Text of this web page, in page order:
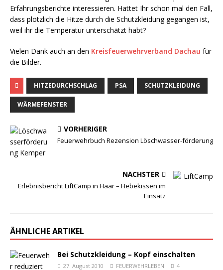
Erfahrungsberichte interessieren. Hattet Ihr schon mal den Fall,
dass plötzlich die Hitze durch die Schutzkleidung gegangen ist,
weil ihr die Temperatur unterschätzt habt?
Vielen Dank auch an den Kreisfeuerwehrverband Dachau für
die Bilder.
HITZEDURCHSCHLAG PSA SCHUTZKLEIDUNG
WÄRMEFENSTER
VORHERIGER
Feuerwehrbuch Rezension Löschwasser-förderung
NÄCHSTER
Erlebnisbericht LiftCamp in Haar – Hebekissen im
Einsatz
ÄHNLICHE ARTIKEL
Bei Schutzkleidung – Kopf einschalten
27. August 2010 FEUERWEHRLEBEN 4